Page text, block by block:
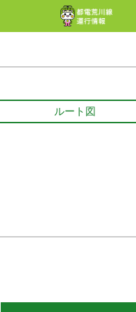
ルート図